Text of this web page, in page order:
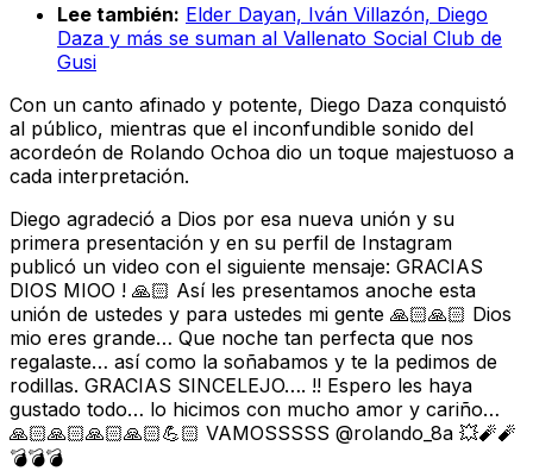
Lee también: Elder Dayan, Iván Villazón, Diego
Daza y más se suman al Vallenato Social Club de
Gusi
Con un canto afinado y potente, Diego Daza conquistó
al público, mientras que el inconfundible sonido del
acordeón de Rolando Ochoa dio un toque majestuoso a
cada interpretación.
Diego agradeció a Dios por esa nueva unión y su
primera presentación y en su perfil de Instagram
publicó un video con el siguiente mensaje: GRACIAS
DIOS MIOO ! 🙏🏻 Así les presentamos anoche esta
unión de ustedes y para ustedes mi gente 🙏🏻🙏🏻 Dios
mio eres grande… Que noche tan perfecta que nos
regalaste… así como la soñabamos y te la pedimos de
rodillas. GRACIAS SINCELEJO…. !! Espero les haya
gustado todo… lo hicimos con mucho amor y cariño…
🙏🏻🙏🏻🙏🏻🙏🏻💪🏻 VAMOSSSSS @rolando_8a 💥🧨🧨
💣💣💣